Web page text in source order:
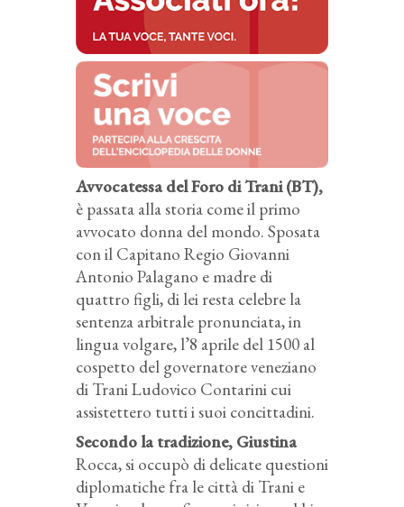
Avvocatessa del Foro di Trani (BT),
è passata alla storia come il primo
avvocato donna del mondo. Sposata
con il Capitano Regio Giovanni
Antonio Palagano e madre di
quattro figli, di lei resta celebre la
sentenza arbitrale pronunciata, in
lingua volgare, l’8 aprile del 1500 al
cospetto del governatore veneziano
di Trani Ludovico Contarini cui
assistettero tutti i suoi concittadini.
Secondo la tradizione, Giustina
Rocca, si occupò di delicate questioni
diplomatiche fra le città di Trani e